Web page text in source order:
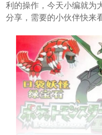
利的操作，今天小编就为
分享，需要的小伙伴快来